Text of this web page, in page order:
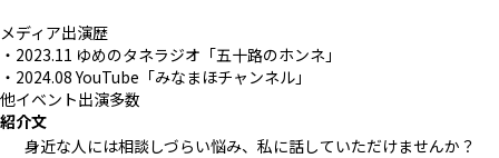
メディア出演歴
・2023.11 ゆめのタネラジオ「五十路のホンネ」
・2024.08 YouTube「みなまほチャンネル」
他イベント出演多数
紹介文
身近な人には相談しづらい悩み、私に話していただけませんか？